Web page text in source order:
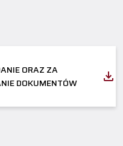
ORAZ ZA
DOKUMENTÓW